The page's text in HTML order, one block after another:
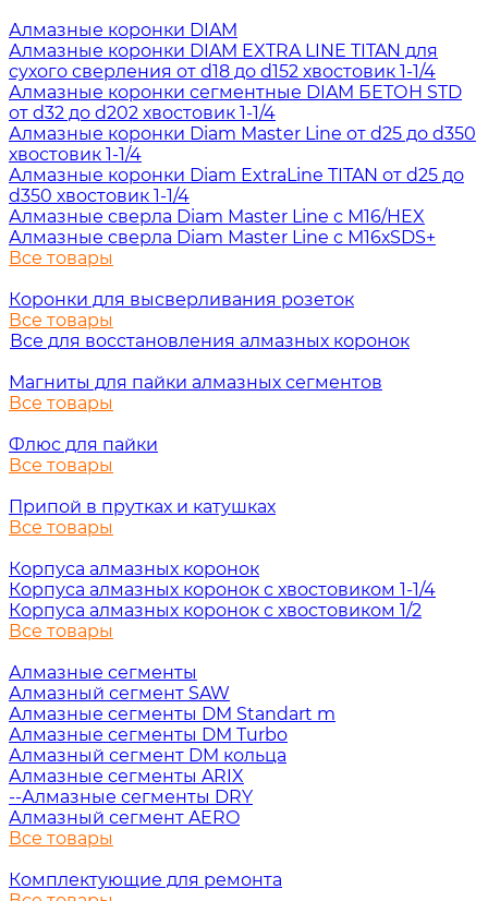
Алмазные коронки DIAM
Алмазные коронки DIAM EXTRA LINE TITAN для
сухого сверления от d18 до d152 хвостовик 1-1/4
Алмазные коронки сегментные DIAM БЕТОН STD
от d32 до d202 хвостовик 1-1/4
Алмазные коронки Diam Master Line от d25 до d350
хвостовик 1-1/4
Алмазные коронки Diam ExtraLine ТITAN от d25 до
d350 хвостовик 1-1/4
Алмазные сверла Diam Master Line с М16/HEX
Алмазные сверла Diam Master Line с М16хSDS+
Все товары
Коронки для высверливания розеток
Все товары
Все для восстановления алмазных коронок
Магниты для пайки алмазных сегментов
Все товары
Флюс для пайки
Все товары
Припой в прутках и катушках
Все товары
Корпуса алмазных коронок
Корпуса алмазных коронок с хвостовиком 1-1/4
Корпуса алмазных коронок с хвостовиком 1/2
Все товары
Алмазные сегменты
Алмазный сегмент SAW
Алмазные сегменты DM Standart m
Алмазные сегменты DM Turbo
Алмазный сегмент DM кольца
Алмазные сегменты ARIX
--Алмазные сегменты DRY
Алмазный сегмент AERO
Все товары
Комплектующие для ремонта